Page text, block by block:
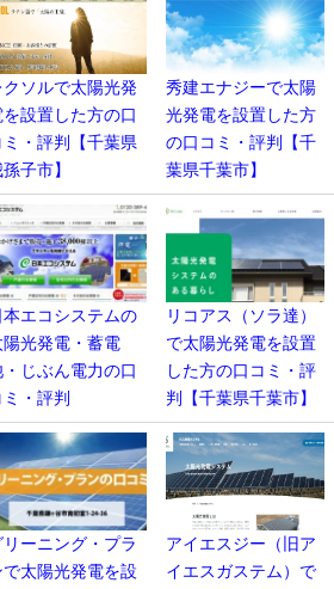
クソルで太陽光発
を設置した方の口
ミ・評判【千葉県
子市】
秀建エナジーで太陽
光発電を設置した方
の口コミ・評判【千
葉県千葉市】
本エコシステムの
陽光発電・蓄電
・じぶん電力の口
ミ・評判
リコアス（ソラ達）
で太陽光発電を設置
した方の口コミ・評
判【千葉県千葉市】
リーニング・プラ
で太陽光発電を設
アイエスジー（旧ア
イエスガステム）で